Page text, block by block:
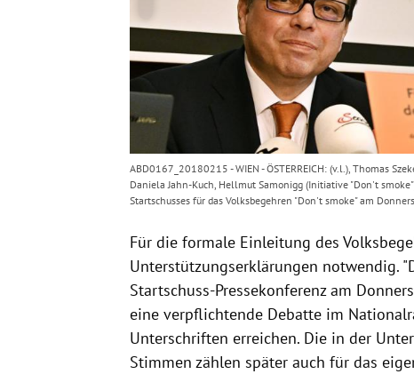
ABD0167_20180215 - WIEN - ÖSTERREICH: (v.l.), Thomas
Daniela Jahn-Kuch, Hellmut Samonigg (Initiative "Don't
Startschusses für das Volksbegehren "Don't smoke" am
Für die formale Einleitung des
Unterstützungserklärungen notwendig.
Startschuss-Pressekonferenz am
eine verpflichtende Debatte im
Unterschriften erreichen. Die in der
Stimmen zählen später auch für das